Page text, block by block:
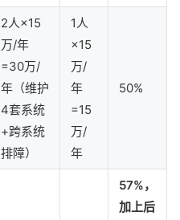
2人×15
万/年
=30万/
年（维护
4套系统
+跨系统
排障）
1人
×15
万/
年
=15
万/
年
50%
57%，
加上后